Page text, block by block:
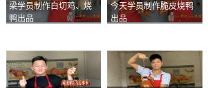
梁学员制作白切鸡、烧
鸭出品
今天学员制作脆皮烧鸭
出品